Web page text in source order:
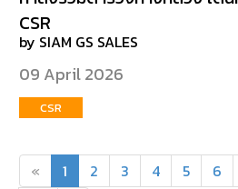
CSR
by SIAM GS SALES
09 April 2026
CSR
« 1 2 3 4 5 6